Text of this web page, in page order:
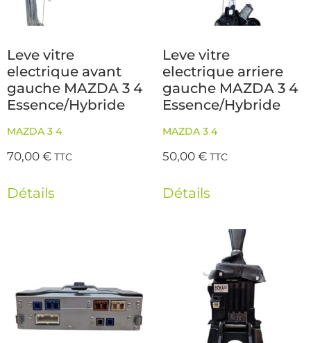
Leve vitre
electrique avant
gauche MAZDA 3 4
Essence/Hybride
MAZDA 3 4
70,00€ TTC
Détails
Leve vitre
electrique arriere
gauche MAZDA 3 4
Essence/Hybride
MAZDA 3 4
50,00€ TTC
Détails